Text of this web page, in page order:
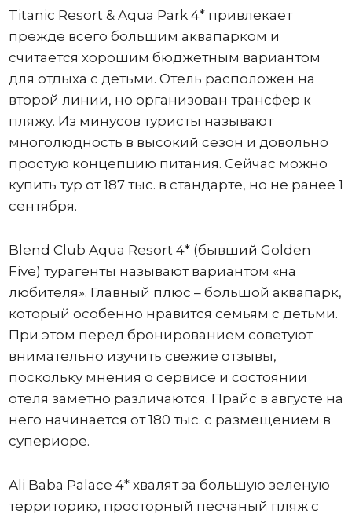
Titanic Resort & Aqua Park 4* привлекает
прежде всего большим аквапарком и
считается хорошим бюджетным вариантом
для отдыха с детьми. Отель расположен на
второй линии, но организован трансфер к
пляжу. Из минусов туристы называют
многолюдность в высокий сезон и довольно
простую концепцию питания. Сейчас можно
купить тур от 187 тыс. в стандарте, но не ранее 1
сентября.
Blend Club Aqua Resort 4* (бывший Golden
Five) турагенты называют вариантом «на
любителя». Главный плюс – большой аквапарк,
который особенно нравится семьям с детьми.
При этом перед бронированием советуют
внимательно изучить свежие отзывы,
поскольку мнения о сервисе и состоянии
отеля заметно различаются. Прайс в августе на
него начинается от 180 тыс. с размещением в
супериоре.
Ali Baba Palace 4* хвалят за большую зеленую
территорию, просторный песчаный пляж с